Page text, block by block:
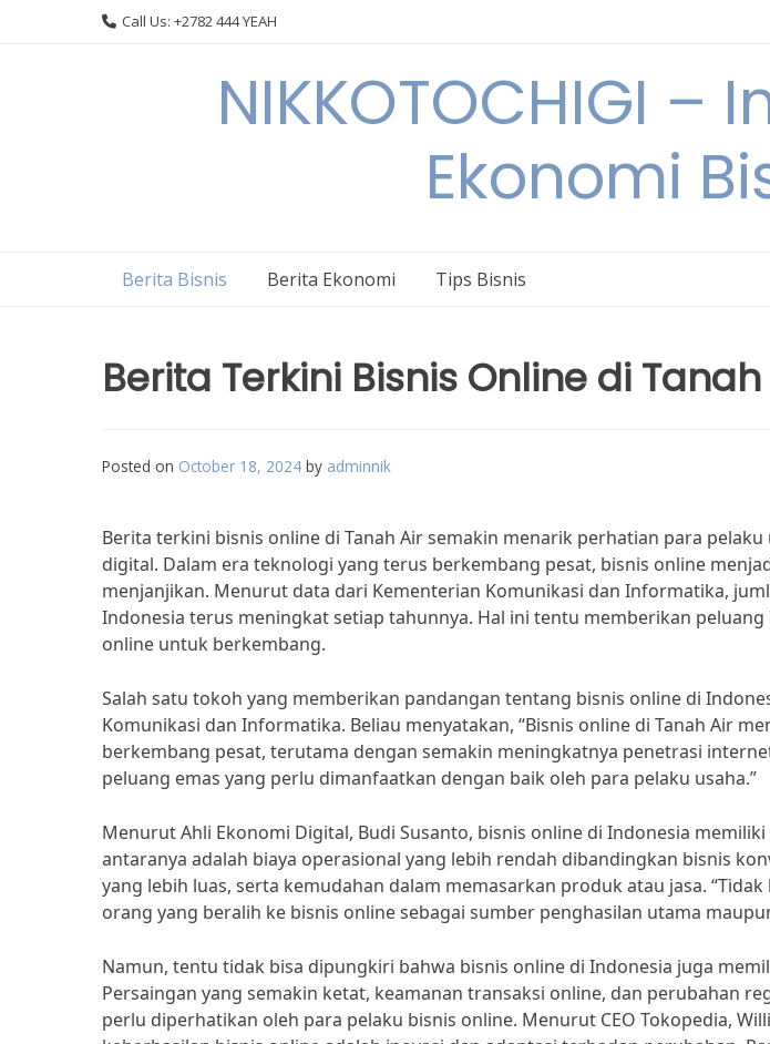
Call Us: +2782 444 YEAH
NIKKOTOCHIGI
Ekonomi
Berita Bisnis Berita Ekonomi Tips Bisnis
Berita Terkini Bisnis Online di
Posted on October 18, 2024 by adminnik
Berita terkini bisnis online di Tanah Air semakin menarik perhatian para
digital. Dalam era teknologi yang terus berkembang pesat, bisnis online
menjanjikan. Menurut data dari Kementerian Komunikasi dan Informatika,
Indonesia terus meningkat setiap tahunnya. Hal ini tentu memberikan
online untuk berkembang.
Salah satu tokoh yang memberikan pandangan tentang bisnis online di
Komunikasi dan Informatika. Beliau menyatakan, “Bisnis online di Tanah Air
berkembang pesat, terutama dengan semakin meningkatnya penetrasi
peluang emas yang perlu dimanfaatkan dengan baik oleh para pelaku usaha.”
Menurut Ahli Ekonomi Digital, Budi Susanto, bisnis online di Indonesia
antaranya adalah biaya operasional yang lebih rendah dibandingkan bisnis
yang lebih luas, serta kemudahan dalam memasarkan produk atau jasa.
orang yang beralih ke bisnis online sebagai sumber penghasilan utama
Namun, tentu tidak bisa dipungkiri bahwa bisnis online di Indonesia juga
Persaingan yang semakin ketat, keamanan transaksi online, dan perubahan
perlu diperhatikan oleh para pelaku bisnis online. Menurut CEO Tokopedia,